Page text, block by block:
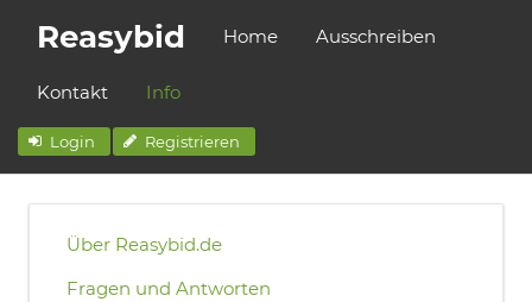
Reasybid Home Ausschreiben
Kontakt Info
Login Registrieren
Über Reasybid.de
Fragen und Antworten